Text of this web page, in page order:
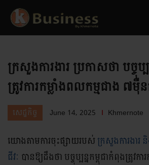
ក្រសួងការងារ ប្រកាសថា បច្ចុប្
ត្រូវការកម្លាំងពលកម្មជាង ៧ម៉ឺន
សេដ្ឋកិច្ច June 14, 2025 Khmernote
យោងតាមការចុះផ្សាយរបស់ ក្រសួងការងារ
ជីវៈ បានឱ្យដឹងថា បច្ចុប្បន្នកម្ពុជាកំពុងត្រូវក